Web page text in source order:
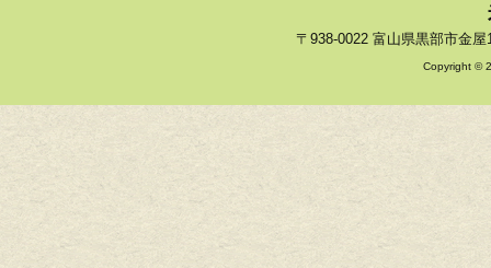
〒938-0022 富山県黒部市金
Copyright ©